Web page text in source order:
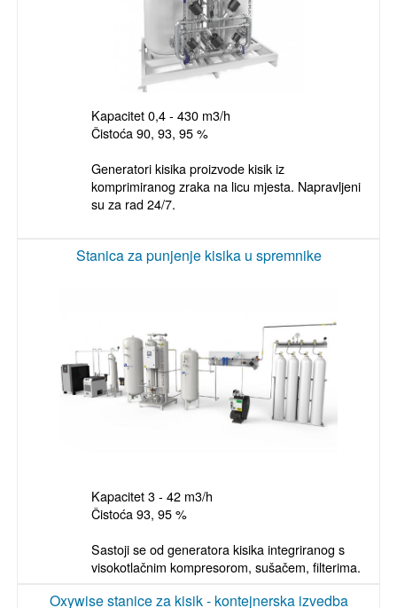
Kapacitet 0,4 - 430 m3/h
Čistoća 90, 93, 95 %
Generatori kisika proizvode kisik iz
komprimiranog zraka na licu mjesta. Napravljeni
su za rad 24/7.
Stanica za punjenje kisika u spremnike
Kapacitet 3 - 42 m3/h
Čistoća 93, 95 %
Sastoji se od generatora kisika integriranog s
visokotlačnim kompresorom, sušačem, filterima.
Oxywise stanice za kisik - kontejnerska izvedba